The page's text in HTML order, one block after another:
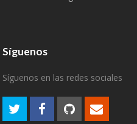
Síguenos
Síguenos en las redes sociales